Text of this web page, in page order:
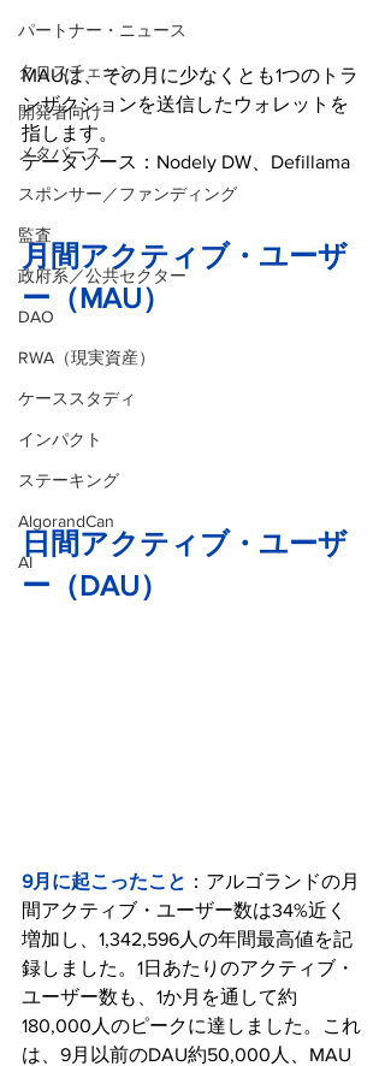
パートナー・ニュース
クロスチェーン
開発者向け
メタバース
スポンサー／ファンディング
監査
政府系／公共セクター
DAO
RWA（現実資産）
ケーススタディ
インパクト
ステーキング
AlgorandCan
AI
MAUは、その月に少なくとも1つのトラ
ンザクションを送信したウォレットを
指します。
データソース：Nodely DW、Defillama
月間アクティブ・ユーザ
ー（MAU）
日間アクティブ・ユーザ
ー（DAU）
9月に起こったこと ：アルゴランドの月
間アクティブ・ユーザー数は34%近く
増加し、1,342,596人の年間最高値を記
録しました。1日あたりのアクティブ・
ユーザー数も、1か月を通して約
180,000人のピークに達しました。これ
は、9月以前のDAU約50,000人、MAU